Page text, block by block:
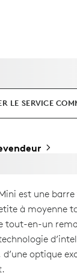
LE SERVICE
est une
à moyenne
tout-en-un
optique